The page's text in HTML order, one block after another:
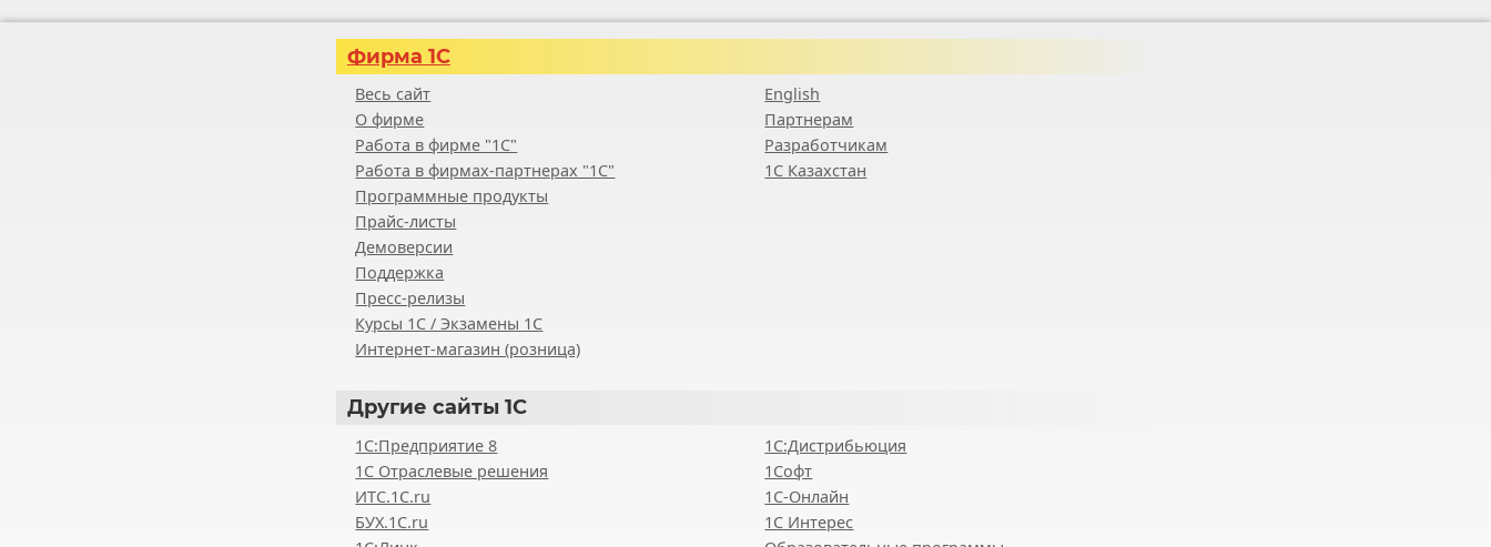
Фирма 1С
Весь сайт
О фирме
Работа в фирме "1С"
Работа в фирмах-партнерах "1С"
Программные продукты
Прайс-листы
Демоверсии
Поддержка
Пресс-релизы
Курсы 1С / Экзамены 1С
Интернет-магазин (розница)
English
Партнерам
Разработчикам
1С Казахстан
Другие сайты 1С
1С:Предприятие 8
1С Отраслевые решения
ИТС.1C.ru
БУХ.1С.ru
1С:Дистрибьюция
1Софт
1С-Онлайн
1С Интерес